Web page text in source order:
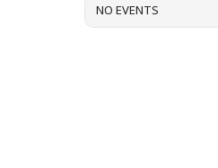
NO EVENTS